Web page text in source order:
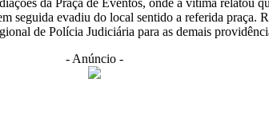
seguida evadiu do local sentido a referida praça.
de Polícia Judiciária para as demais
- Anúncio -